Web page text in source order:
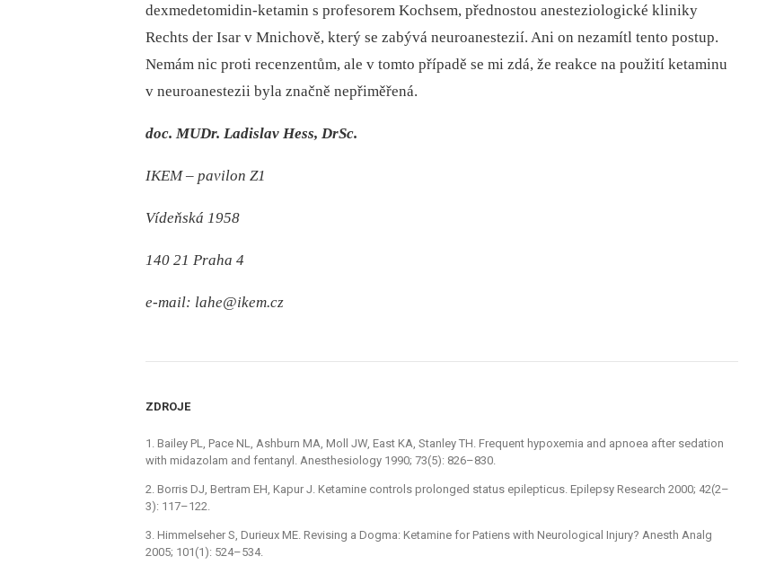
dexmedetomidin‑ketamin s profesorem Kochsem, přednostou anesteziologické kliniky
Rechts der Isar v Mnichově, který se zabývá neuroanestezií. Ani on nezamítl tento postup.
Nemám nic proti recenzentům, ale v tomto případě se mi zdá, že reakce na použití ketaminu
v neuro­­anestezii byla značně nepřiměřená.
doc. MUDr. Ladislav Hess, DrSc.
IKEM –⁠ pavilon Z1
Vídeňská 1958
140 21 Praha 4
e‑mail: lahe@ikem.cz
ZDROJE
1. Bailey PL, Pace NL, Ashburn MA, Moll JW, East KA, Stanley TH. Frequent hypoxemia and apnoea after sedation
with midazolam and fentanyl. Anesthesiology 1990; 73(5): 826–830.
2. Borris DJ, Bertram EH, Kapur J. Ketamine controls prolonged status epilepticus. Epilepsy Research 2000; 42(2–
3): 117–122.
3. Himmelseher S, Durieux ME. Revising a Dogma: Ketamine for Patiens with Neurological Injury? Anesth Analg
2005; 101(1): 524–534.